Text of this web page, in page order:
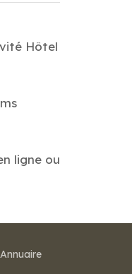
Hôtel
ligne ou
Annuaire